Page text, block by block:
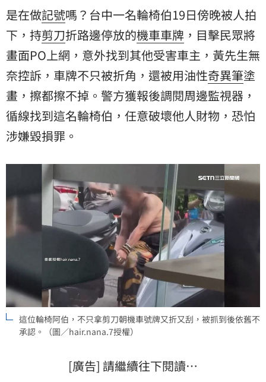
是在做記號嗎？台中一名輪椅伯19日傍晚被人拍
下，持剪刀折路邊停放的機車車牌 ，目擊民眾將
畫面PO上網，意外找到其他受害車主，黃先生無
奈控訴，車牌不只被折角，還被用油性奇異筆塗
畫，擦都擦不掉。警方獲報後調閱周邊監視器，
循線找到這名輪椅伯，任意破壞他人財物，恐怕
涉嫌毀損罪。
這位輪椅阿伯，不只拿剪刀朝機車號牌又折又刮，被抓到後依舊不
承認。（圖／hair.nana.7授權）
[廣告] 請繼續往下閱讀…